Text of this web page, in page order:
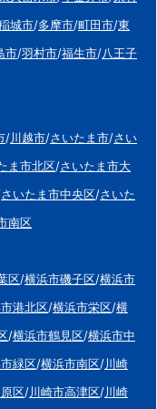
城市/多摩市/町田市/東
市/羽村市/福生市/八王子
/川越市/さいたま市/さい
ま市北区/さいたま市大
さいたま市中央区/さいた
南区
区/横浜市磯子区/横浜市
港北区/横浜市栄区/横
/横浜市鶴見区/横浜市中
緑区/横浜市南区/川崎
区/川崎市高津区/川崎